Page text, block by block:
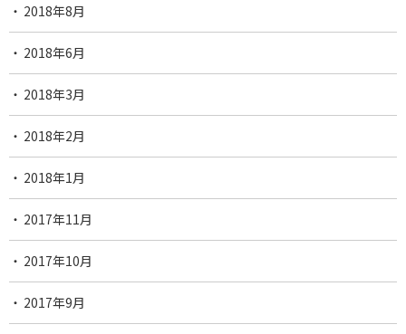
2018年8月
2018年6月
2018年3月
2018年2月
2018年1月
2017年11月
2017年10月
2017年9月